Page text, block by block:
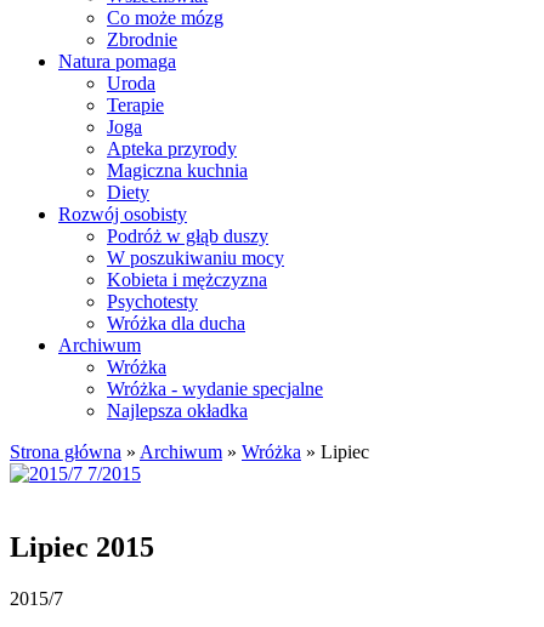
Co może mózg
Zbrodnie
Natura pomaga
Uroda
Terapie
Joga
Apteka przyrody
Magiczna kuchnia
Diety
Rozwój osobisty
Podróż w głąb duszy
W poszukiwaniu mocy
Kobieta i mężczyzna
Psychotesty
Wróżka dla ducha
Archiwum
Wróżka
Wróżka - wydanie specjalne
Najlepsza okładka
Strona główna » Archiwum » Wróżka » Lipiec
Lipiec 2015
2015/7